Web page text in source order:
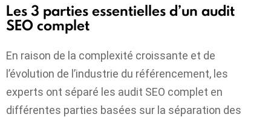
Les 3 parties essentielles d’un audit
SEO complet
En raison de la complexité croissante et de
l’évolution de l’industrie du référencement, les
experts ont séparé les audit SEO complet en
différentes parties basées sur la séparation des